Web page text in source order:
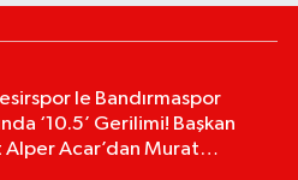
le Bandırmaspor
‘10.5’ Gerilimi! Başkan
Acar’dan Murat